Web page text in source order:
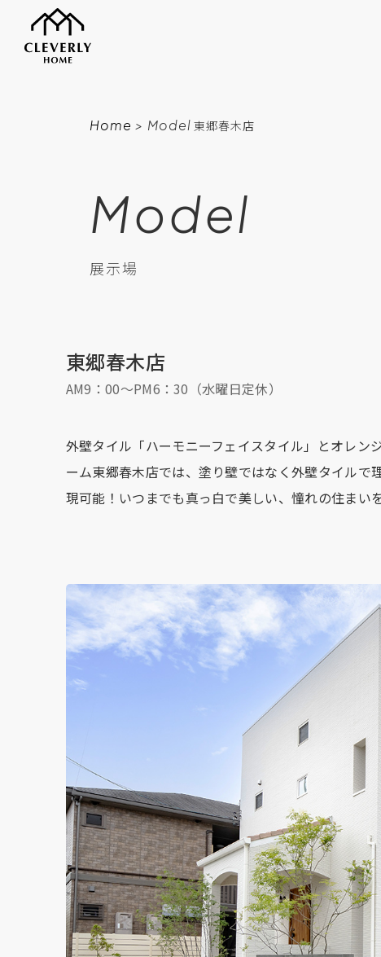
Home > Model東郷春木店
Model
展示場
東郷春木店
AM9：00～PM6：30（水曜日定休）
外壁タイル「ハーモニーフェイスタイル」とオレ
ーム東郷春木店では、塗り壁ではなく外壁タイル
現可能！いつまでも真っ白で美しい、憧れの住まい